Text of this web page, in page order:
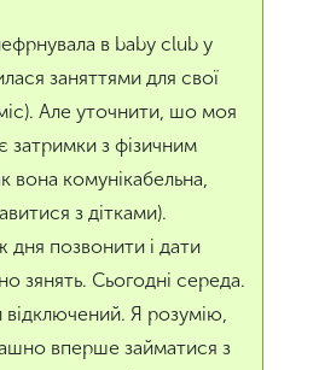
в baby club у
заняттями для свої
Але уточнити, шо моя
затримки з фізичним
вона комунікабельна,
з дітками).
дня позвонити і дати
зянять. Сьогодні середа.
відключений. Я розумію,
вперше займатися з